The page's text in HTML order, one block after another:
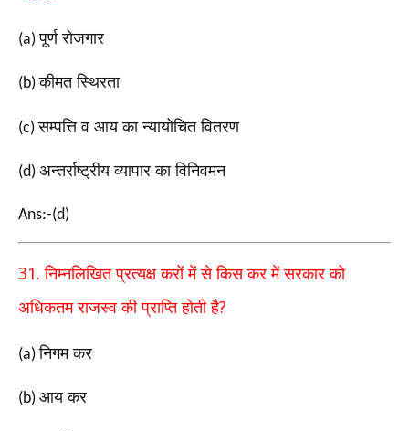
(a)पूर्ण रोजगार
(b)कीमत स्थिरता
(c)सम्पत्ति व आय का न्यायोचित वितरण
(d) अन्तर्राष्ट्रीय व्यापार का विनिवमन
Ans:-(d)
31.निम्नलिखित प्रत्यक्ष करों में से किस कर में सरकार को
अधिकतम राजस्व की प्राप्ति होती है?
(a)निगम कर
(b) आय कर